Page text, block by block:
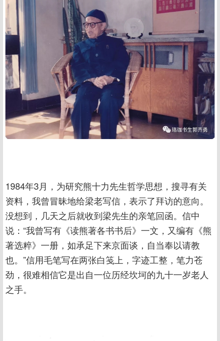
1984年3月，为研究熊十力先生哲学思想，搜寻有关
资料，我曾冒昧地给梁老写信，表示了拜访的意向。
没想到，几天之后就收到梁先生的亲笔回函。信中
说：“我曾写有《读熊著各书书后》一文，又编有《熊
著选粹》一册，如承足下来京面谈，自当奉以请教
也。”信用毛笔写在两张白笺上，字迹工整，笔力苍
劲，很难相信它是出自一位历经坎坷的九十一岁老人
之手。